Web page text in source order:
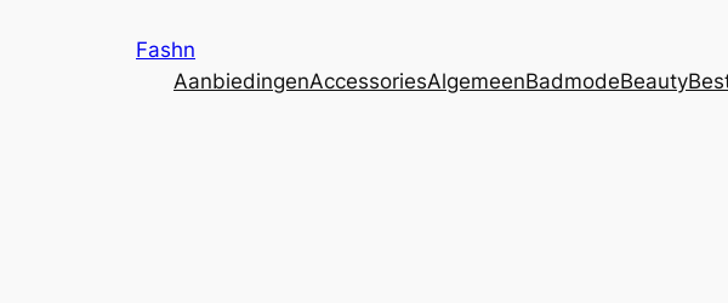
Fashn
AanbiedingenAccessoriesAlgemeenBadmodeBeauty